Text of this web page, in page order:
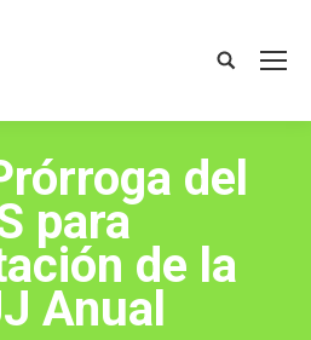
Search:
del
para
de la
Anual